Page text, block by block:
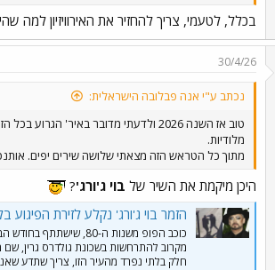
בכלל, לטעמי, צריך להחזיר את האירוויזיון
30/4/26
נכתב ע"י אנה פבלובה הישראלית:
מלודיות.
מתוך כל הטראש הזה מצאתי שלושה שירים יפים.
היכן מיקמת את השיר של בוי ג'ורג'?
הזמר בוי ג'ורג' נקלע לזירת הפיגוע
כוכב הפופ משנות ה-80,
מקרוב להתרחשות בשכונת גולדרס גרין,
חלק בלתי נפרד מהעיר הזו, צריך שתדע